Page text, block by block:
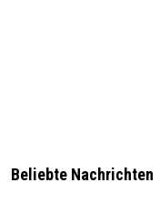
Beliebte Nachrichten